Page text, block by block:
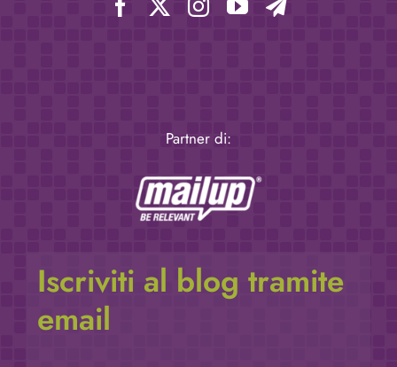
Partner di:
Iscriviti al blog tramite
email